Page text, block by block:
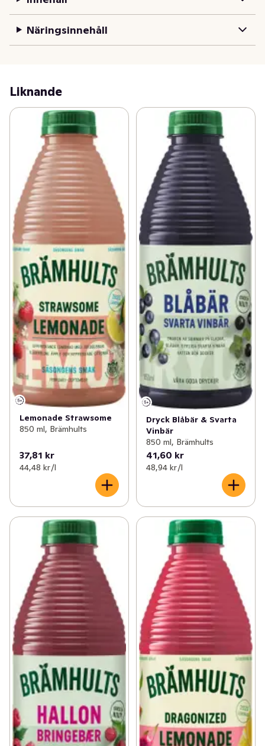
Näringsinnehåll
Liknande
Lemonade Strawsome
850 ml, Brämhults
37,81 kr
44,48 kr /l
Dryck Blåbär & Svarta
Vinbär
850 ml, Brämhults
41,60 kr
48,94 kr /l